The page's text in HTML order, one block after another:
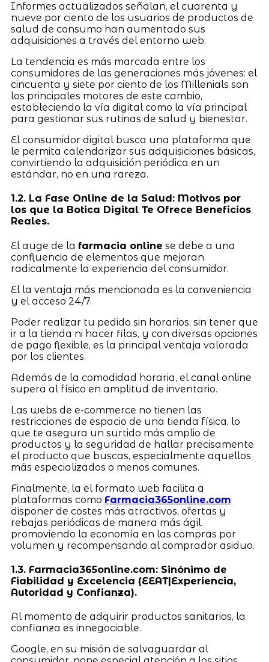
Informes actualizados señalan, el cuarenta y
nueve por ciento de los usuarios de productos de
salud de consumo han aumentado sus
adquisiciones a través del entorno web.
La tendencia es más marcada entre los
consumidores de las generaciones más jóvenes: el
cincuenta y siete por ciento de los Millenials son
los principales motores de este cambio,
estableciendo la vía digital como la vía principal
para gestionar sus rutinas de salud y bienestar.
El consumidor digital busca una plataforma que
le permita calendarizar sus adquisiciones básicas,
convirtiendo la adquisición periódica en un
estándar, no en una rareza.
1.2. La Fase Online de la Salud: Motivos por
los que la Botica Digital Te Ofrece Beneficios
Reales.
El auge de la farmacia online se debe a una
confluencia de elementos que mejoran
radicalmente la experiencia del consumidor.
El la ventaja más mencionada es la conveniencia
y el acceso 24/7.
Poder realizar tu pedido sin horarios, sin tener que
ir a la tienda ni hacer filas, y con diversas opciones
de pago flexible, es la principal ventaja valorada
por los clientes.
Además de la comodidad horaria, el canal online
supera al físico en amplitud de inventario.
Las webs de e-commerce no tienen las
restricciones de espacio de una tienda física, lo
que te asegura un surtido más amplio de
productos y la seguridad de hallar precisamente
el producto que buscas, especialmente aquellos
más especializados o menos comunes.
Finalmente, la el formato web facilita a
plataformas como Farmacia365online.com
disponer de costes más atractivos, ofertas y
rebajas periódicas de manera más ágil,
promoviendo la economía en las compras por
volumen y recompensando al comprador asiduo.
1.3. Farmacia365online.com: Sinónimo de
Fiabilidad y Excelencia (EEAT|Experiencia,
Autoridad y Confianza).
Al momento de adquirir productos sanitarios, la
confianza es innegociable.
Google, en su misión de salvaguardar al